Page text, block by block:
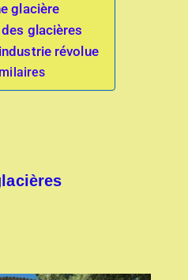
glacière
glacières
révolue